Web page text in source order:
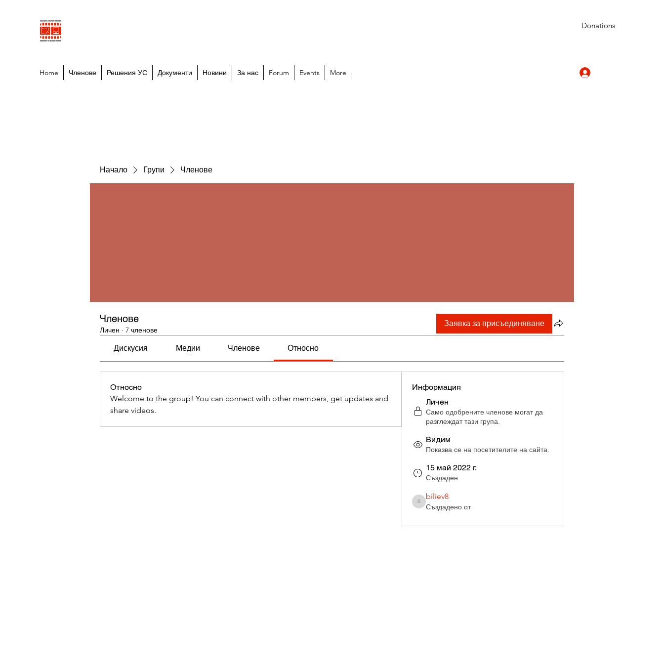
Donations
Home Членове Решения УС Документи Новини За нас Forum Events More
Начало Групи Членове
Членове
Личен · 7 членове
Заявка за присъединяване
Дискусия Медии Членове Относно
Относно
Welcome to the group! You can connect with other members, get updates and
share videos.
Информация
Личен
Само одобрените членове могат да
разглеждат тази група.
Видим
Показва се на посетителите на сайта.
15 май 2022 г.
Създаден
biliev8
biliev8
Създадено от